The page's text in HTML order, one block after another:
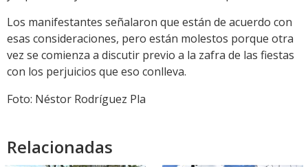
Los manifestantes señalaron que están de acuerdo con
esas consideraciones, pero están molestos porque otra
vez se comienza a discutir previo a la zafra de las fiestas
con los perjuicios que eso conlleva.
Foto: Néstor Rodríguez Pla
Relacionadas